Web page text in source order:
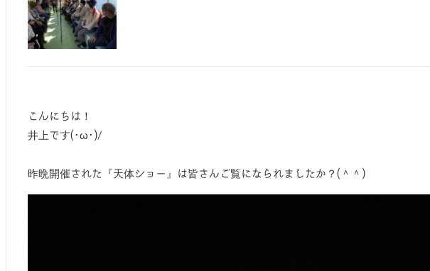
こんにちは！
井上です(･ω･)/
昨晩開催された『天体ショー』は皆さんご覧になられましたか？(＾＾)